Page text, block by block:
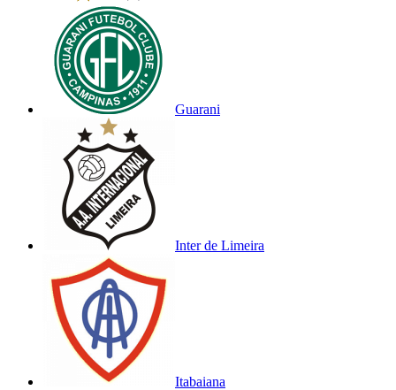
Guarani
Inter de Limeira
Itabaiana